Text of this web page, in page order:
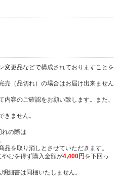
更品などで構成されておりますことを
（品切れ）の場合はお届け出来ません
容のご確認をお願い致します。また、
ません。
の際は
を取り消しとさせていただきます。
むを得ず購入金額が4,400円を下回っ
細書は同梱いたしません。